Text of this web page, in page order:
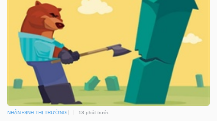
NHẬN ĐỊNH THỊ TRƯỜNG 18 phút trước